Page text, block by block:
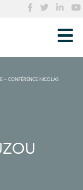
– CONFÉRENCE NICOLAS